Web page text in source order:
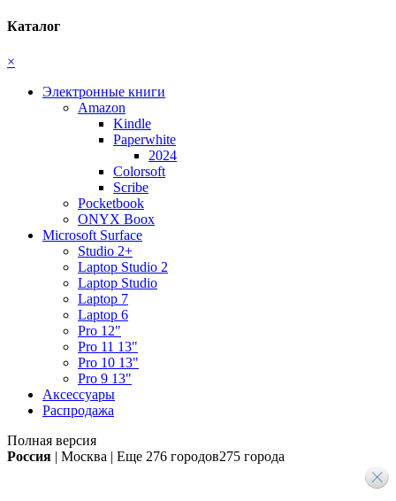
Каталог
×
Электронные книги
Amazon
Kindle
Paperwhite
2024
Colorsoft
Scribe
Pocketbook
ONYX Boox
Microsoft Surface
Studio 2+
Laptop Studio 2
Laptop Studio
Laptop 7
Laptop 6
Pro 12"
Pro 11 13"
Pro 10 13"
Pro 9 13"
Аксессуары
Распродажа
Полная версия
Россия | Москва | Еще 276 городов275 города